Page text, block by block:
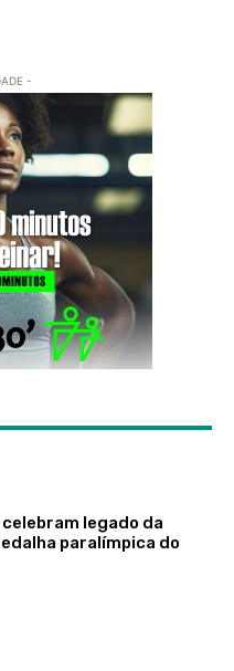
-
legado da
paralímpica do